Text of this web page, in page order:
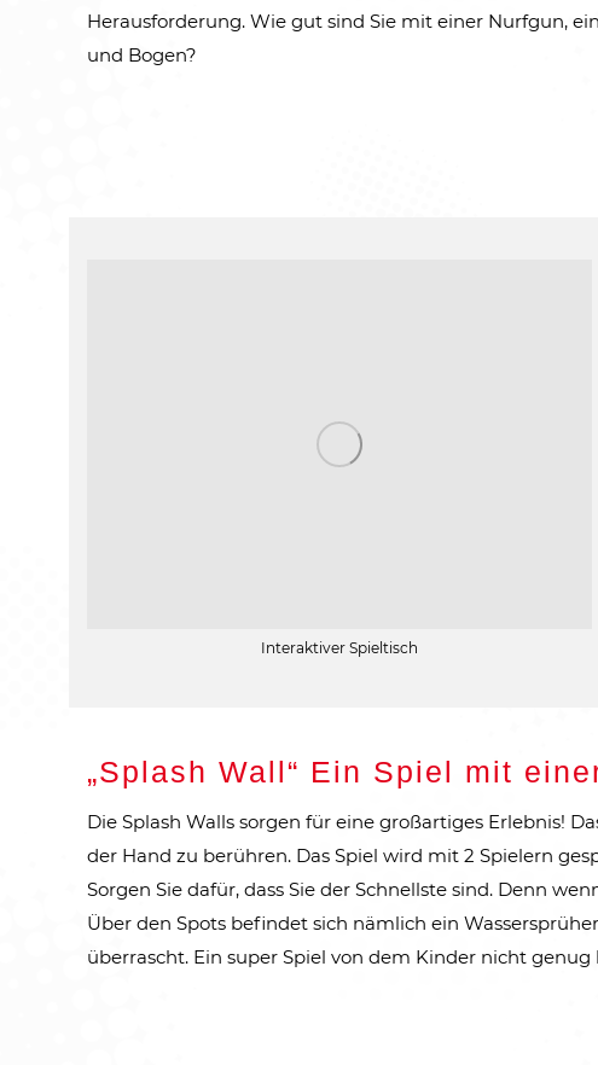
Herausforderung. Wie gut sind Sie mit einer Nurfgun,
und Bogen?
Interaktiver Spieltisch
„Splash Wall“ Ein Spiel mit
Die Splash Walls sorgen für eine großartiges Erlebnis!
der Hand zu berühren. Das Spiel wird mit 2 Spielern
Sorgen Sie dafür, dass Sie der Schnellste sind. Denn
Über den Spots befindet sich nämlich ein
überrascht. Ein super Spiel von dem Kinder nicht